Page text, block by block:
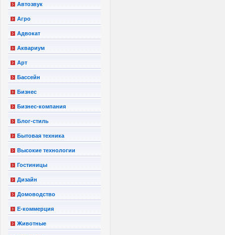
Автозвук
Агро
Адвокат
Аквариум
Арт
Бассейн
Бизнес
Бизнес-компания
Блог-стиль
Бытовая техника
Высокие технологии
Гостиницы
Дизайн
Домоводство
Е-коммерция
Животные